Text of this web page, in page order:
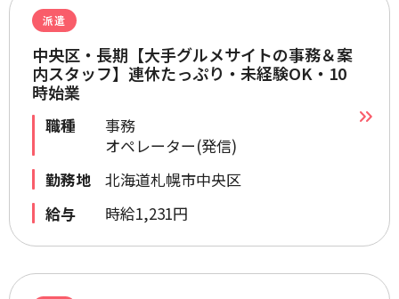
派遣
中央区・長期【大手グルメサイトの事務＆案
内スタッフ】連休たっぷり・未経験OK・10
時始業
職種
事務
オペレーター(発信)
勤務地
北海道札幌市中央区
給与
時給1,231円